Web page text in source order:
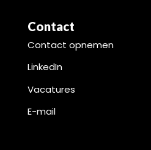
Contact
Contact opnemen
LinkedIn
Vacatures
E-mail